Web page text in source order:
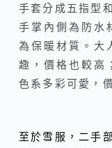
手套分成五指型
手掌內側為防水
為保暖材質。大
趣，價格也較高
色系多彩可愛，
至於雪服，二手